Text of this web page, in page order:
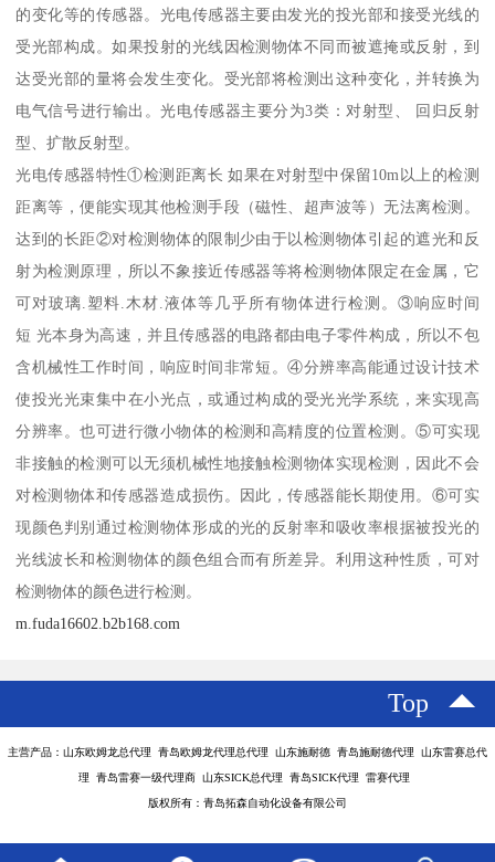
的变化等的传感器。光电传感器主要由发光的投光部和接受光线的
受光部构成。如果投射的光线因检测物体不同而被遮掩或反射，到
达受光部的量将会发生变化。受光部将检测出这种变化，并转换为
电气信号进行输出。光电传感器主要分为3类：对射型、 回归反射
型、扩散反射型。
光电传感器特性①检测距离长 如果在对射型中保留10m以上的检测
距离等，便能实现其他检测手段（磁性、超声波等）无法离检测。
达到的长距②对检测物体的限制少由于以检测物体引起的遮光和反
射为检测原理，所以不象接近传感器等将检测物体限定在金属，它
可对玻璃.塑料.木材.液体等几乎所有物体进行检测。③响应时间
短 光本身为高速，并且传感器的电路都由电子零件构成，所以不包
含机械性工作时间，响应时间非常短。④分辨率高能通过设计技术
使投光光束集中在小光点，或通过构成的受光光学系统，来实现高
分辨率。也可进行微小物体的检测和高精度的位置检测。⑤可实现
非接触的检测可以无须机械性地接触检测物体实现检测，因此不会
对检测物体和传感器造成损伤。因此，传感器能长期使用。⑥可实
现颜色判别通过检测物体形成的光的反射率和吸收率根据被投光的
光线波长和检测物体的颜色组合而有所差异。利用这种性质，可对
检测物体的颜色进行检测。
m.fuda16602.b2b168.com
Top
主营产品：山东欧姆龙总代理 青岛欧姆龙代理总代理 山东施耐德 青岛施耐德代理 山东雷赛总代
理 青岛雷赛一级代理商 山东SICK总代理 青岛SICK代理 雷赛代理
版权所有：青岛拓森自动化设备有限公司